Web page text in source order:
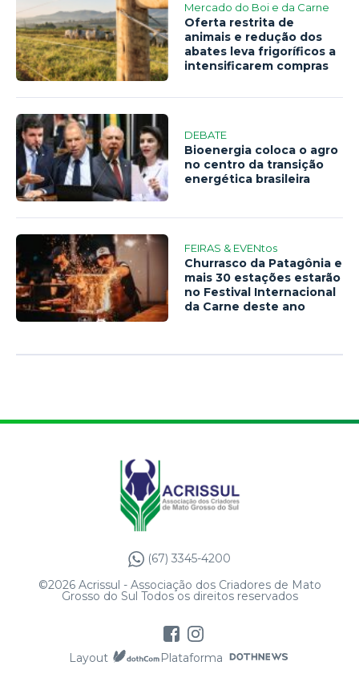
Mercado do Boi e da Carne
Oferta restrita de
animais e redução dos
abates leva frigoríficos a
intensificarem compras
DEBATE
Bioenergia coloca o agro
no centro da transição
energética brasileira
FEIRAS & EVENtos
Churrasco da Patagônia e
mais 30 estações estarão
no Festival Internacional
da Carne deste ano
(67) 3345-4200
©2026 Acrissul - Associação dos Criadores de Mato
Grosso do Sul Todos os direitos reservados
Layout Plataforma